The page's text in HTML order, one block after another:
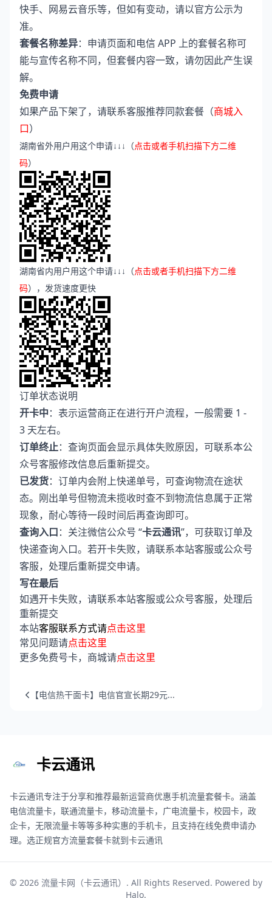
快手、网易云音乐等，但如有变动，请以官方公示为
准。
套餐名称差异：申请页面和电信 APP 上的套餐名称可
能与宣传名称不同，但套餐内容一致，请勿因此产生误
解。
免费申请
如果产品下架了，请联系客服推荐同款套餐（商城入
口）
湖南省外用户用这个申请↓↓↓（点击或者手机扫描下方二维
码）
湖南省内用户用这个申请↓↓↓（点击或者手机扫描下方二维
码），发货速度更快
订单状态说明
开卡中：表示运营商正在进行开户流程，一般需要 1 -
3 天左右。
订单终止：查询页面会显示具体失败原因，可联系本公
众号客服修改信息后重新提交。
已发货：订单内会附上快递单号，可查询物流在途状
态。刚出单号但物流未揽收时查不到物流信息属于正常
现象，耐心等待一段时间后再查询即可。
查询入口：关注微信公众号 “卡云通讯”，可获取订单及
快递查询入口。若开卡失败，请联系本站客服或公众号
客服，处理后重新提交申请。
写在最后
如遇开卡失败，请联系本站客服或公众号客服，处理后
重新提交
本站客服联系方式请点击这里
常见问题请点击这里
更多免费号卡，商城请点击这里
【电信热干面卡】电信官宣长期29元...
卡云通讯
卡云通讯专注于分享和推荐最新运营商优惠手机流量套餐卡。涵盖
电信流量卡，联通流量卡，移动流量卡，广电流量卡，校园卡，政
企卡，无限流量卡等等多种实惠的手机卡，且支持在线免费申请办
理。选正规官方流量套餐卡就到卡云通讯
© 2026 流量卡网（卡云通讯） . All Rights Reserved. Powered by
Halo.